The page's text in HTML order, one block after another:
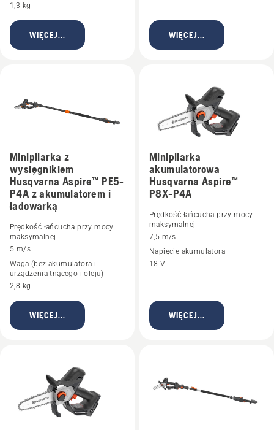
1,3 kg
WIĘCEJ... WIĘCEJ...
Minipilarka z
wysięgnikiem
Husqvarna Aspire™ PE5-
P4A z akumulatorem i
ładowarką
Prędkość łańcucha przy mocy
maksymalnej
5 m/s
Waga (bez akumulatora i
urządzenia tnącego i oleju)
2,8 kg
WIĘCEJ...
Minipilarka
akumulatorowa
Husqvarna Aspire™
P8X-P4A
Prędkość łańcucha przy mocy
maksymalnej
7,5 m/s
Napięcie akumulatora
18 V
WIĘCEJ...